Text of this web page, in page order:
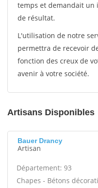
temps et demandait un
de résultat.
L'utilisation de notre
permettra de recevoir
fonction des creux de
avenir à votre société.
Artisans Disponibles
Bauer Drancy
Artisan
Département: 93
Chapes - Bétons